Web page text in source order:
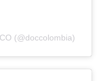
(@doccolombia)